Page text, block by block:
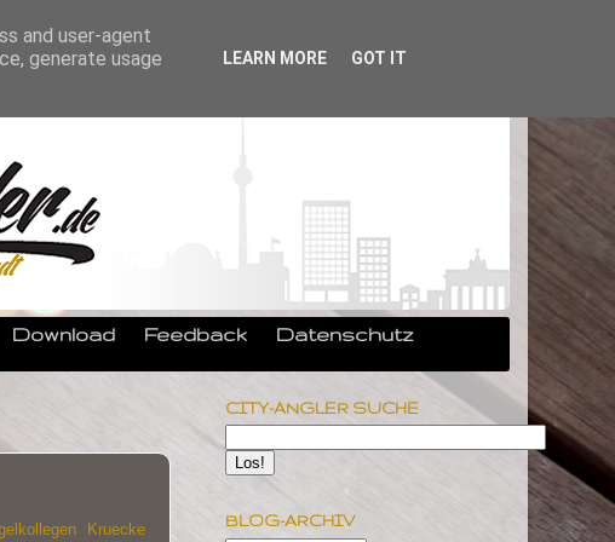
Download Feedback Datenschutz
Kruecke
CITY-ANGLER SUCHE
BLOG-ARCHIV
and user-agent
generate usage
LEARN MORE GOT IT